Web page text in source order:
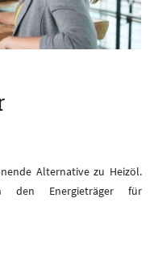
Alternative zu Heizöl.
den Energieträger für